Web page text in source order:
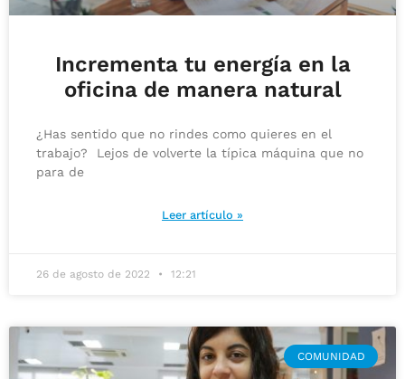
Incrementa tu energía en la
oficina de manera natural
¿Has sentido que no rindes como quieres en el
trabajo? Lejos de volverte la típica máquina que no
para de
Leer artículo »
26 de agosto de 2022 12:21
COMUNIDAD